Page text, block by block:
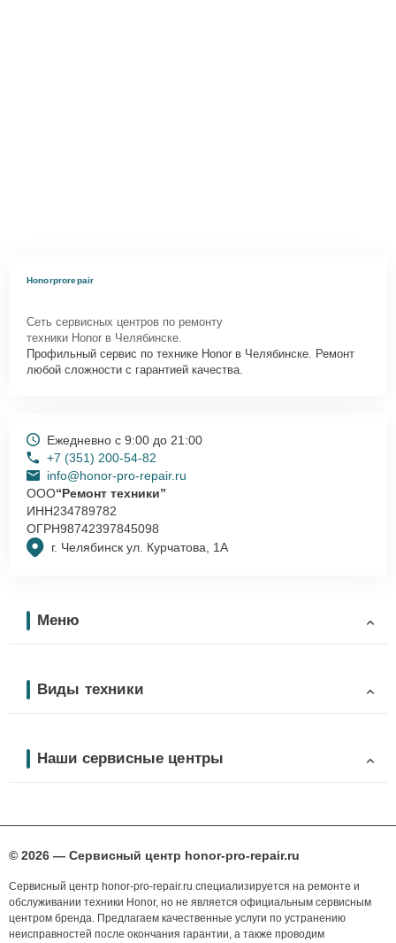
Honorprorepair
Сеть сервисных центров по ремонту
техники Honor в Челябинске.
Профильный сервис по технике Honor в Челябинске. Ремонт
любой сложности с гарантией качества.
г. Челябинск ул. Курчатова, 1А
Ежедневно с 9:00 до 21:00
+7 (351) 200-54-82
info@honor-pro-repair.ru
ООО“Ремонт техники”
ИНН234789782
ОГРН98742397845098
Меню
Виды техники
Наши сервисные центры
© 2026 — Сервисный центр honor-pro-repair.ru
Сервисный центр honor-pro-repair.ru специализируется на ремонте и
обслуживании техники Honor, но не является официальным сервисным
центром бренда. Предлагаем качественные услуги по устранению
неисправностей после окончания гарантии, а также проводим